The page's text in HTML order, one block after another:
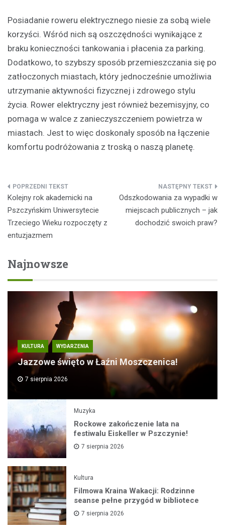
Posiadanie roweru elektrycznego niesie za sobą wiele
korzyści. Wśród nich są oszczędności wynikające z
braku konieczności tankowania i płacenia za parking.
Dodatkowo, to szybszy sposób przemieszczania się po
zatłoczonych miastach, który jednocześnie umożliwia
utrzymanie aktywności fizycznej i zdrowego stylu
życia. Rower elektryczny jest również bezemisyjny, co
pomaga w walce z zanieczyszczeniem powietrza w
miastach. Jest to więc doskonały sposób na łączenie
komfortu podróżowania z troską o naszą planetę.
Nawigacja
wpisu
Kolejny rok akademicki na
Pszczyńskim Uniwersytecie
Trzeciego Wieku rozpoczęty z
entuzjazmem
Odszkodowania za wypadki w
miejscach publicznych – jak
dochodzić swoich praw?
Najnowsze
KULTURA WYDARZENIA
Jazzowe święto w Łaźni Moszczenica!
7 sierpnia 2026
Muzyka
Rockowe zakończenie lata na
festiwalu Eiskeller w Pszczynie!
7 sierpnia 2026
Kultura
Filmowa Kraina Wakacji: Rodzinne
seanse pełne przygód w bibliotece
7 sierpnia 2026